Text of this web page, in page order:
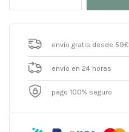
envío gratis desde 59€
envío en 24 horas
pago 100% seguro